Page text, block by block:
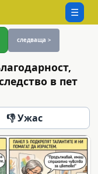
☰
следваща >
в пет
👎 Ужас